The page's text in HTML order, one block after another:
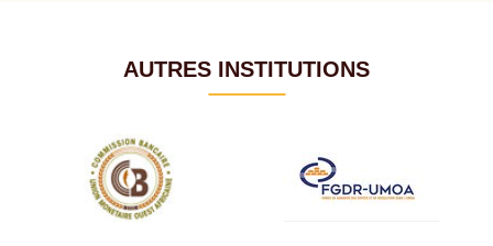
AUTRES INSTITUTIONS